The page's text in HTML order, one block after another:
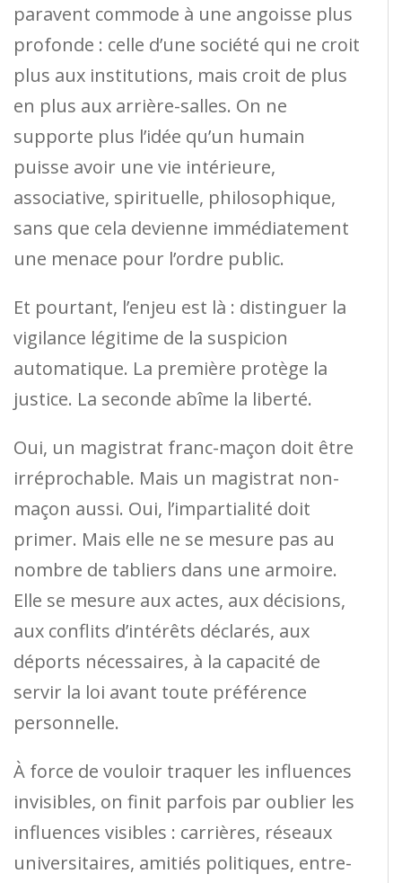
paravent commode à une angoisse plus
profonde : celle d’une société qui ne croit
plus aux institutions, mais croit de plus
en plus aux arrière-salles. On ne
supporte plus l’idée qu’un humain
puisse avoir une vie intérieure,
associative, spirituelle, philosophique,
sans que cela devienne immédiatement
une menace pour l’ordre public.
Et pourtant, l’enjeu est là : distinguer la
vigilance légitime de la suspicion
automatique. La première protège la
justice. La seconde abîme la liberté.
Oui, un magistrat franc-maçon doit être
irréprochable. Mais un magistrat non-
maçon aussi. Oui, l’impartialité doit
primer. Mais elle ne se mesure pas au
nombre de tabliers dans une armoire.
Elle se mesure aux actes, aux décisions,
aux conflits d’intérêts déclarés, aux
déports nécessaires, à la capacité de
servir la loi avant toute préférence
personnelle.
À force de vouloir traquer les influences
invisibles, on finit parfois par oublier les
influences visibles : carrières, réseaux
universitaires, amitiés politiques, entre-